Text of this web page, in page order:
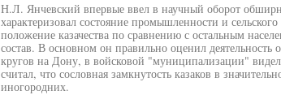
Н.Л. Янчевский впервые ввел в научный оборот
характеризовал состояние промышленности и
положение казачества по сравнению с остальным
состав. В основном он правильно оценил деятельность
кругов на Дону, в войсковой "муниципализации"
считал, что сословная замкнутость казаков в
иногородних.